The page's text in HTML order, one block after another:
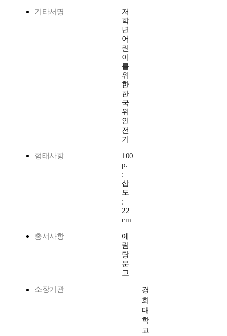
기타서명
저
학
년
어
린
이
를
위
한
한
국
위
인
전
기
형태사항
100
p.
:
삽
도
;
22
cm
총서사항
예
림
당
문
고
소장기관
경
희
대
학
교